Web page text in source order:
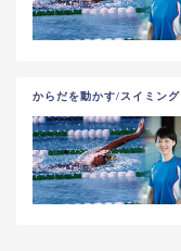
からだを動かす/スイミング